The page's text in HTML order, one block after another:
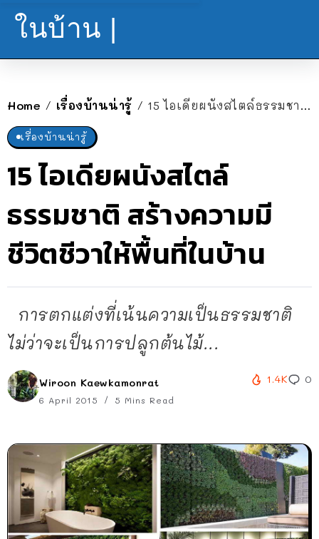
ในบ้าน |
Home / เรื่องบ้านน่ารู้ / 15 ไอเดียผนังสไตล์ธรรมชาติ สร้างความมีชีวิตชีวาให้พื้นที่ในบ้าน
เรื่องบ้านน่ารู้
15 ไอเดียผนังสไตล์
ธรรมชาติ สร้างความมี
ชีวิตชีวาให้พื้นที่ในบ้าน
การตกแต่งที่เน้นความเป็นธรรมชาติ
ไม่ว่าจะเป็นการปลูกต้นไม้...
Wiroon Kaewkamonrat
6 April 2015 5 Mins Read
1.4K 0